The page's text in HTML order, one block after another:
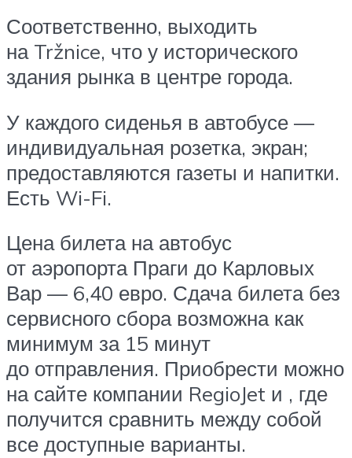
Соответственно, выходить
на Tržnice, что у исторического
здания рынка в центре города.
У каждого сиденья в автобусе —
индивидуальная розетка, экран;
предоставляются газеты и напитки.
Есть Wi-Fi.
Цена билета на автобус
от аэропорта Праги до Карловых
Вар — 6,40 евро. Сдача билета без
сервисного сбора возможна как
минимум за 15 минут
до отправления. Приобрести можно
на сайте компании RegioJet и , где
получится сравнить между собой
все доступные варианты.